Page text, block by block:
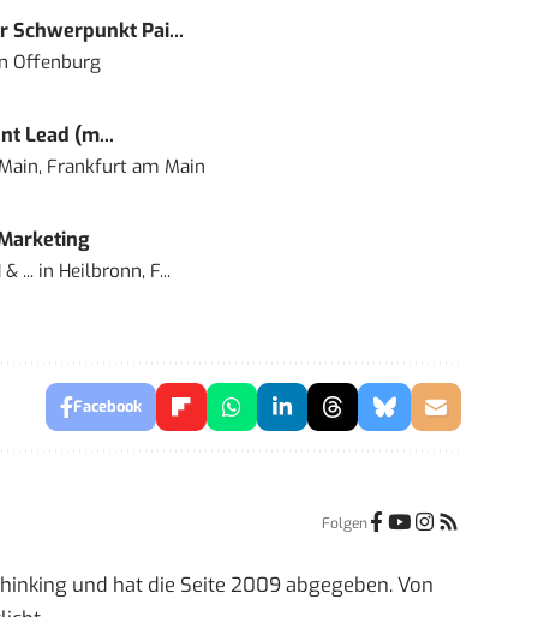
Schwerpunkt Pai...
Offenburg
Lead (m...
Frankfurt am Main
...in Heilbronn, F...
Facebook
Folgen
und hat die Seite 2009 abgegeben. Von